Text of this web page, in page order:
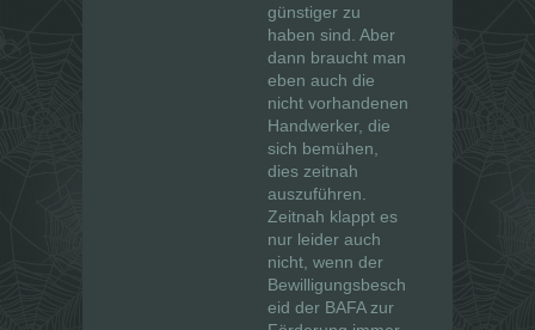
günstiger zu
haben sind. Aber
dann braucht man
eben auch die
nicht vorhandenen
Handwerker, die
sich bemühen,
dies zeitnah
auszuführen.
Zeitnah klappt es
nur leider auch
nicht, wenn der
Bewilligungsbesch
eid der BAFA zur